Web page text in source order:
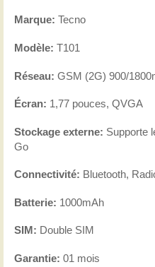
Marque: Tecno
Modèle: T101
Réseau: GSM (2G) 900/
Écran: 1,77 pouces, QVGA
Stockage externe: Supporte
Go
Connectivité: Bluetooth,
Batterie: 1000mAh
SIM: Double SIM
Garantie: 01 mois